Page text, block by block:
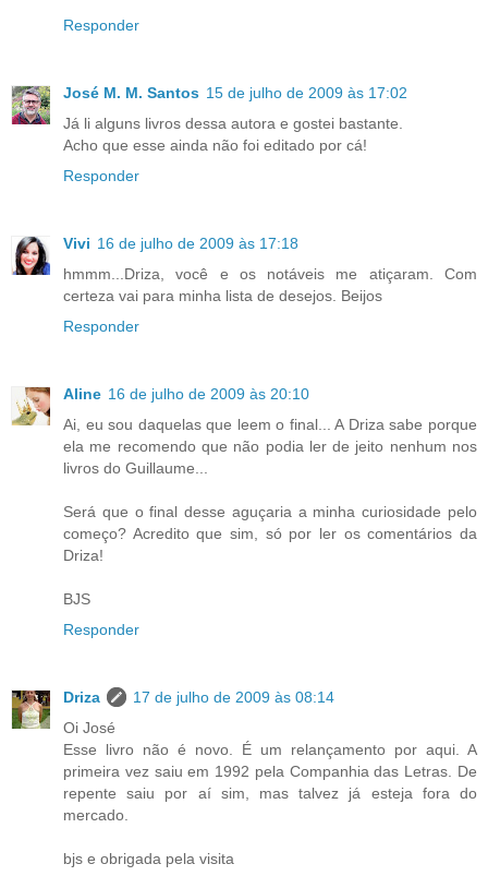
Responder
José M. M. Santos 15 de julho de 2009 às 17:02
Já li alguns livros dessa autora e gostei bastante.
Acho que esse ainda não foi editado por cá!
Responder
Vivi 16 de julho de 2009 às 17:18
hmmm...Driza, você e os notáveis me atiçaram. Com
certeza vai para minha lista de desejos. Beijos
Responder
Aline 16 de julho de 2009 às 20:10
Ai, eu sou daquelas que leem o final... A Driza sabe porque
ela me recomendo que não podia ler de jeito nenhum nos
livros do Guillaume...
Será que o final desse aguçaria a minha curiosidade pelo
começo? Acredito que sim, só por ler os comentários da
Driza!
BJS
Responder
Driza
17 de julho de 2009 às 08:14
Oi José
Esse livro não é novo. É um relançamento por aqui. A
primeira vez saiu em 1992 pela Companhia das Letras. De
repente saiu por aí sim, mas talvez já esteja fora do
mercado.
bjs e obrigada pela visita